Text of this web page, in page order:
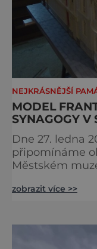
NEJKRÁSNĚJŠÍ
MODEL
SYNAGOGY V
Dne 27. ledna
připomínáme
Městském
nacisty zničena v roce
některé
zobrazit více >>